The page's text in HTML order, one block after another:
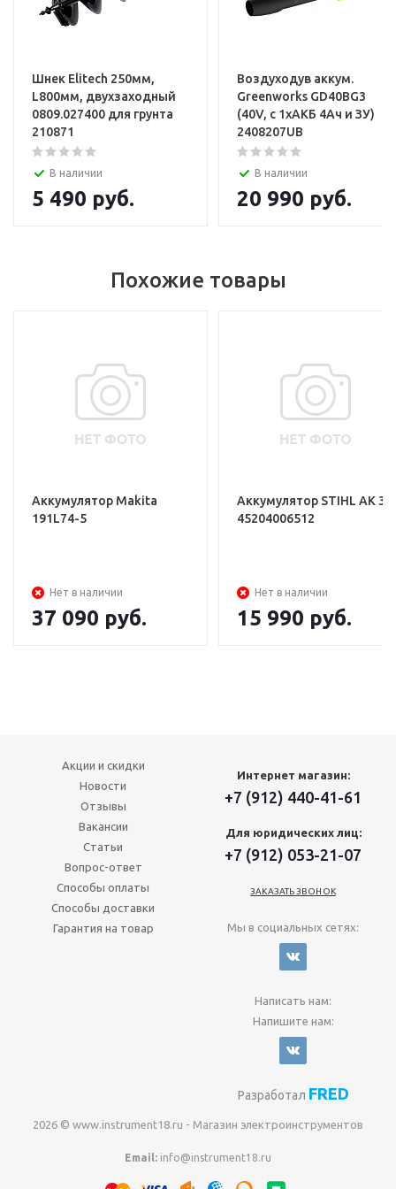
Шнек Elitech 250мм,
L800мм, двухзаходный
0809.027400 для грунта
210871
В наличии
5 490 руб.
Воздуходув аккум.
Greenworks GD40BG3
(40V, с 1хАКБ 4Ач и ЗУ)
2408207UB
В наличии
20 990 руб.
Похожие товары
Аккумулятор Makita
191L74-5
Нет в наличии
37 090 руб.
Аккумулятор STIHL АK 30
45204006512
Нет в наличии
15 990 руб.
Акции и скидки
Новости
Отзывы
Вакансии
Статьи
Вопрос-ответ
Способы оплаты
Способы доставки
Гарантия на товар
Интернет магазин:
+7 (912) 440-41-61
Для юридических лиц:
+7 (912) 053-21-07
ЗАКАЗАТЬ ЗВОНОК
Мы в социальных сетях:
Написать нам:
Напишите нам:
Разработал FRED
2026 © www.instrument18.ru - Магазин электроинструментов
Email: info@instrument18.ru